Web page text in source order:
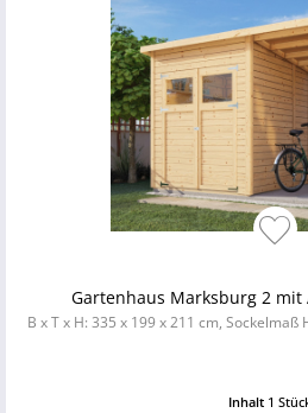
Gartenhaus Marksburg 2
B x T x H: 335 x 199 x 211 cm,
Inhalt 1